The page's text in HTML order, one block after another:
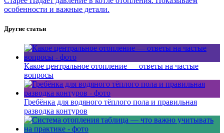
особенности и важные детали.
Другие статьи
Какое центральное отопление — ответы на частые
вопросы
Гребёнка для водяного тёплого пола и правильная
разводка контуров